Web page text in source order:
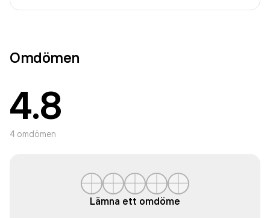
Omdömen
4.8
4 omdömen
Lämna ett omdöme